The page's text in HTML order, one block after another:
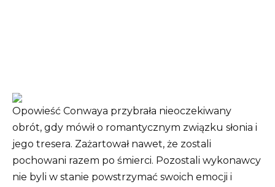
Opowieść Conwaya przybrała nieoczekiwany
obrót, gdy mówił o romantycznym związku słonia i
jego tresera. Zażartował nawet, że zostali
pochowani razem po śmierci. Pozostali wykonawcy
nie byli w stanie powstrzymać swoich emocji i